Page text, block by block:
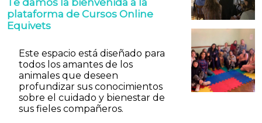
Te damos la bienvenida a la
plataforma de Cursos Online
Equivets
Este espacio está diseñado para
todos los amantes de los
animales que deseen
profundizar sus conocimientos
sobre el cuidado y bienestar de
sus fieles compañeros.